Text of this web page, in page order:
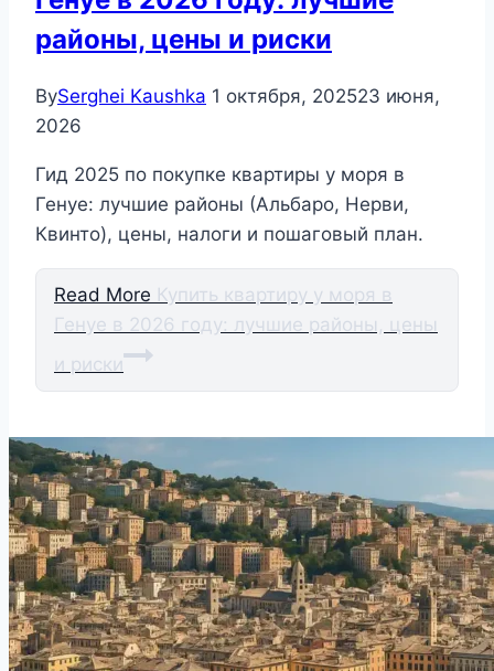
районы, цены и риски
BySerghei Kaushka 1 октября, 202523 июня,
2026
Гид 2025 по покупке квартиры у моря в
Генуе: лучшие районы (Альбаро, Нерви,
Квинто), цены, налоги и пошаговый план.
Read More Купить квартиру у моря в
Генуе в 2026 году: лучшие районы, цены
и риски